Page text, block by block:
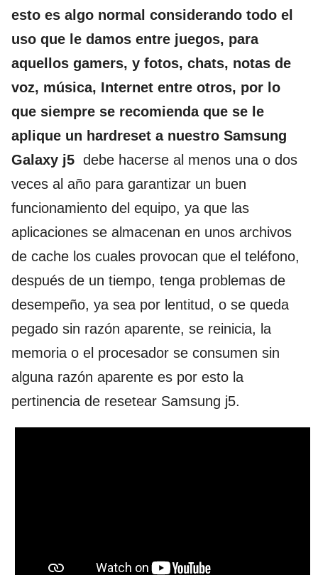
esto es algo normal considerando todo el
uso que le damos entre juegos, para
aquellos gamers, y fotos, chats, notas de
voz, música, Internet entre otros, por lo
que siempre se recomienda que se le
aplique un hardreset a nuestro Samsung
Galaxy j5 debe hacerse al menos una o dos
veces al año para garantizar un buen
funcionamiento del equipo, ya que las
aplicaciones se almacenan en unos archivos
de cache los cuales provocan que el teléfono,
después de un tiempo, tenga problemas de
desempeño, ya sea por lentitud, o se queda
pegado sin razón aparente, se reinicia, la
memoria o el procesador se consumen sin
alguna razón aparente es por esto la
pertinencia de resetear Samsung j5.